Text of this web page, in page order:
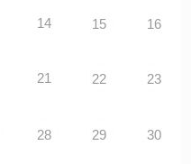
14 15 16
21 22 23
28 29 30